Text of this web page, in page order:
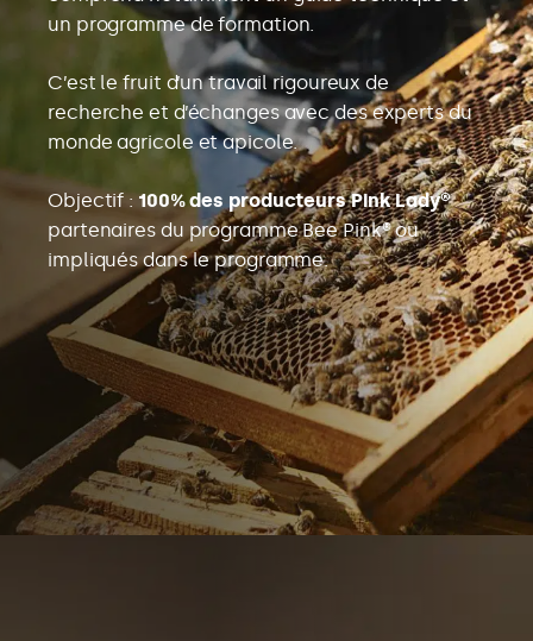
un programme de formation.
C’est le fruit d’un travail rigoureux de
recherche et d’échanges avec des experts du
monde agricole et apicole.
Objectif :100% des producteurs Pink Lady®
partenaires du programme Bee Pink® ou
impliqués dans le programme.